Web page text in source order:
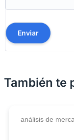
Enviar
También te
análisis de